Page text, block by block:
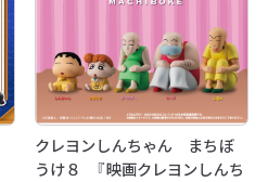
クレヨンしんちゃん まちぼ
うけ８ 『映画クレヨンしんち